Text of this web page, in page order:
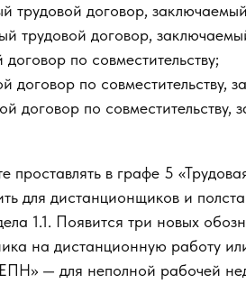
трудовой договор,
трудовой договор,
по совместительству;
договор по
договор по
проставлять в графе 5
для дистанционщиков и
1.1. Появится три новых
на дистанционную работу
— для неполной рабочей